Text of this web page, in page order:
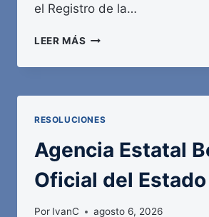
el Registro de la…
LEER MÁS AGENCIA
BOLETÍN
DEL
RESOLUCIONES
Agencia Estatal
Oficial del Estado
Por IvanC agosto 6, 2026